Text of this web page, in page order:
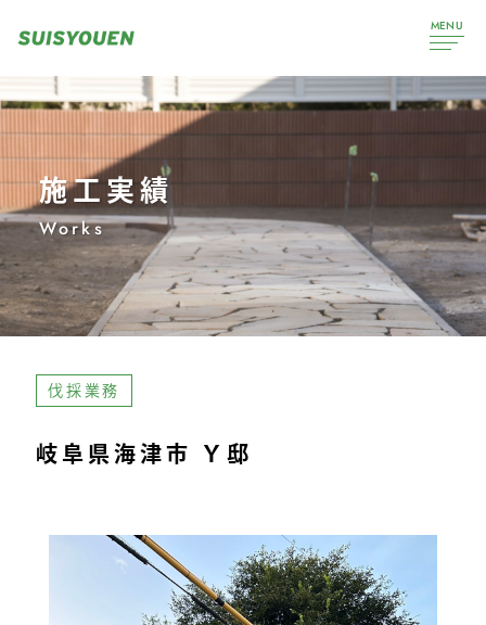
MENU
施工実績
Works
伐採業務
岐阜県海津市 Ｙ邸